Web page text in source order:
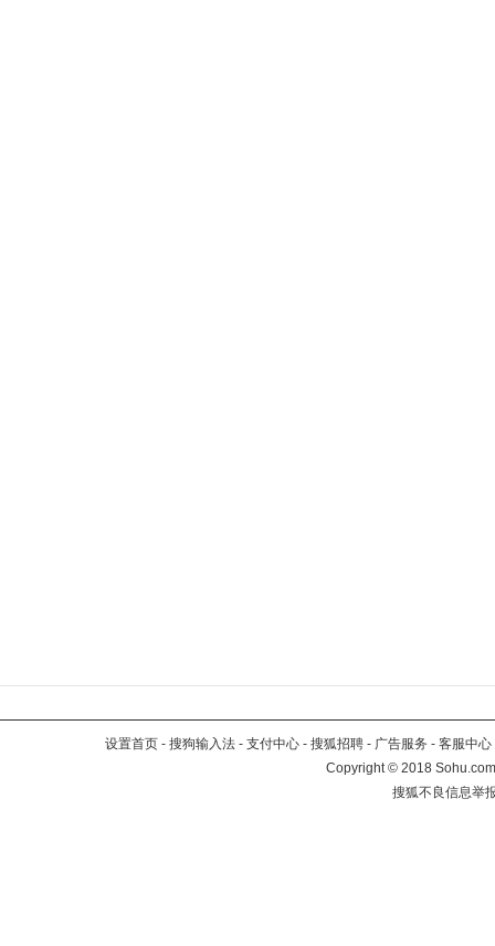
设置首页 - 搜狗输入法 - 支付中心 - 搜狐招聘 - 广告服务 - 客服中心
Copyright©2018
搜狐不良信息举